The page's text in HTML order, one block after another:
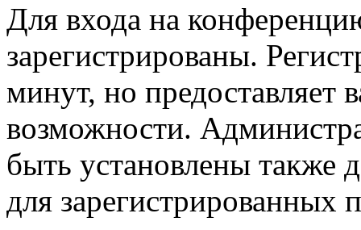
Для входа на
зарегистрированы.
минут, но предоставляет
возможности.
быть установлены также
для зарегистрированных